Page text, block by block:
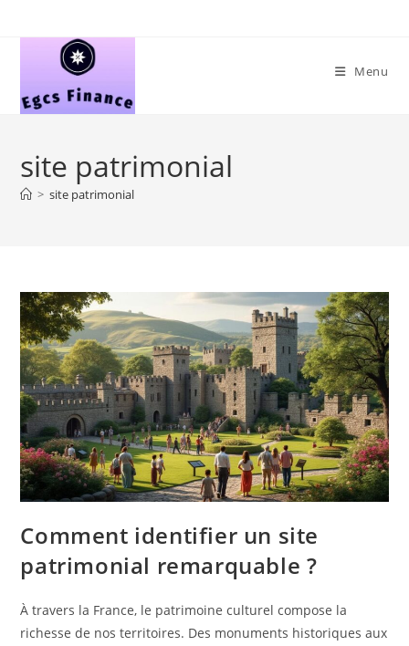
Menu
site patrimonial
> site patrimonial
Comment identifier un site
patrimonial remarquable ?
À travers la France, le patrimoine culturel compose la
richesse de nos territoires. Des monuments historiques aux